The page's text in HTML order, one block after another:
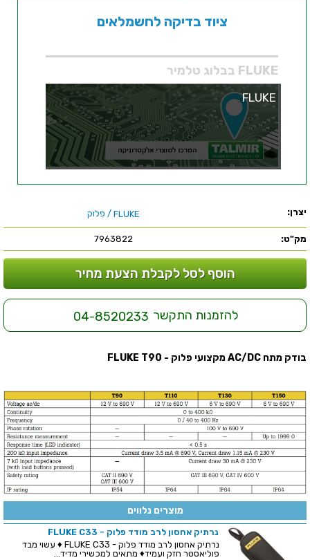
ציוד בדיקה לחשמלאים
FLUKE בבלוג טלמיר
FLUKE
יצרן: FLUKE / פלוק
מק"ט: 7963822
הוסף לסל לקבלת הצעת מחיר
להזמנות התקשר 04-8520233
בודק מתח AC/DC מקצועי פלוק - FLUKE T90
מוצרים נלווים
נרתיק אחסון לרב מודד פלוק - FLUKE C33
נרתיק אחסון לרב מודד פלוק - FLUKE C33 ♦ עשוי מבד
פוליאסטר חזק ועמיד♦ מתאים למכשירי מדיד...